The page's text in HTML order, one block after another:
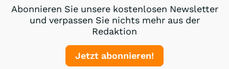
Abonnieren Sie unsere kostenlosen Newsletter
und verpassen Sie nichts mehr aus der
Redaktion
Jetzt abonnieren!